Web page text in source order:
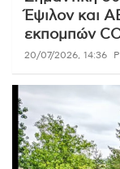
Έψιλον και
εκπομπών
20/07/2026, 14:36